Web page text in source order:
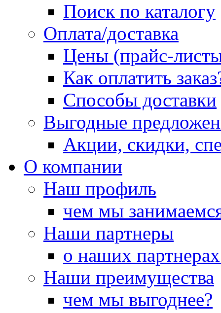
Поиск по каталогу
Оплата/доставка
Цены (прайс-
Как оплатить
Способы доставки
Выгодные
Акции, скидки,
О компании
Наш профиль
чем мы
Наши партнеры
о наших
Наши преимущества
чем мы выгоднее?